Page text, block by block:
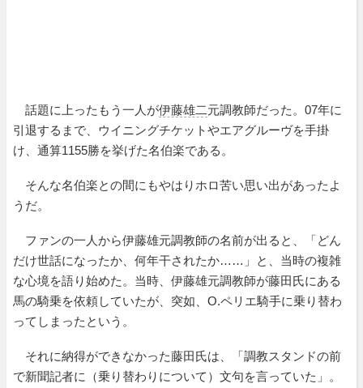
話題に上ったもう一人が伊藤雄二元調教師だった。07年に
引退するまで、ウイニングチケットやエアグルーヴを手掛
け、通算1155勝を挙げた名伯楽である。
そんな名伯楽との間にもやはりホロ苦い思い出があったよ
うだ。
ファンの一人から伊藤雄元調教師の名前が出ると、「どん
だけ世話になったか、何年干されたか……」と、当時の複雑
な心境を語り始めた。当時、伊藤雄元調教師が藤田氏にある
馬の騎乗を依頼していたが、突如、O.ペリエ騎手に乗り替わ
ってしまったという。
それに納得ができなかった藤田氏は、「調教スタンドの前
で新聞記者に（乗り替わりについて）文句を言っていた」。